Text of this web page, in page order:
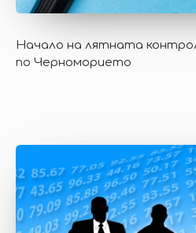
Начало на лятната
по Черноморието